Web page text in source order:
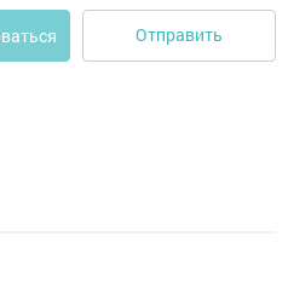
Отправить